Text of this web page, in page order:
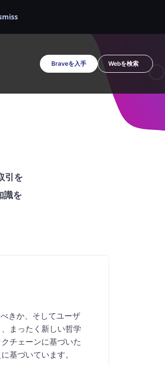
Braveを入手
引を
識を
きか、そしてユーザ
まったく新しい哲学
チェーンに基づいた
基づいています。